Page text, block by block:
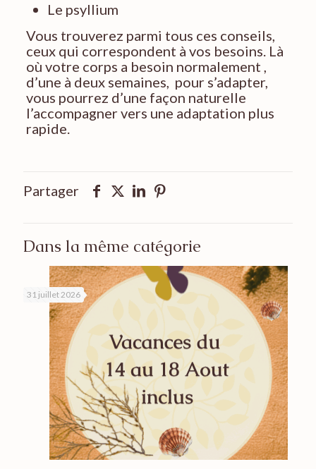
Le psyllium
Vous trouverez parmi tous ces conseils,
ceux qui correspondent à vos besoins. Là
où votre corps a besoin normalement ,
d’une à deux semaines, pour s’adapter,
vous pourrez d’une façon naturelle
l’accompagner vers une adaptation plus
rapide.
Partager
Dans la même catégorie
31 juillet 2026